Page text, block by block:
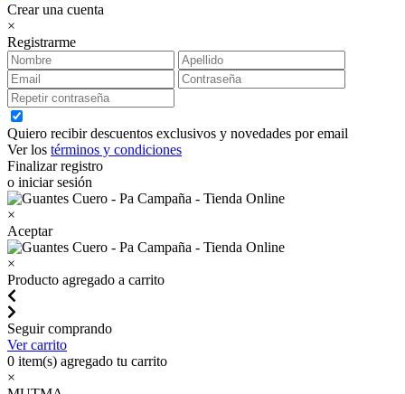
Crear una cuenta
×
Registrarme
Quiero recibir descuentos exclusivos y novedades por email
Ver los términos y condiciones
Finalizar registro
o iniciar sesión
×
Aceptar
×
Producto agregado a carrito
Seguir comprando
Ver carrito
0 item(s) agregado tu carrito
×